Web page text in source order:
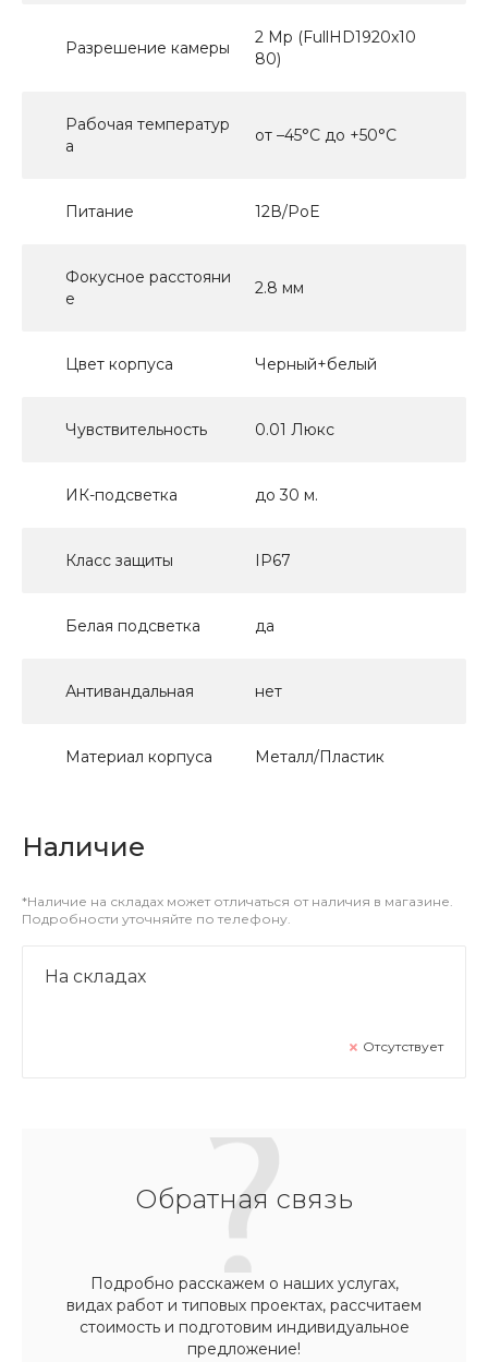
Разрешение камеры
2 Mp (FullHD1920x10
80)
Рабочая температур
а
от –45°C до +50°C
Питание 12В/PoE
Фокусное расстояни
е
2.8 мм
Цвет корпуса Черный+белый
Чувствительность 0.01 Люкс
ИК-подсветка до 30 м.
Класс защиты IP67
Белая подсветка да
Антивандальная нет
Материал корпуса Металл/Пластик
Наличие
*Наличие на складах может отличаться от наличия в магазине.
Подробности уточняйте по телефону.
На складах
Отсутствует
Обратная связь
Подробно расскажем о наших услугах,
видах работ и типовых проектах, рассчитаем
стоимость и подготовим индивидуальное
предложение!